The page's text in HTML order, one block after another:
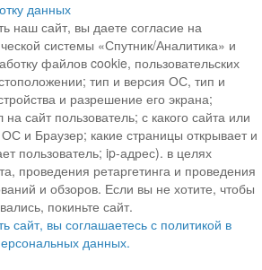
данных
наш сайт, вы даете согласие на
системы «Спутник/Аналитика» и
файлов cookie, пользовательских
тип и версия ОС, тип и
и разрешение его экрана;
сайт пользователь; с какого сайта или
и Браузер; какие страницы открывает и
пользователь; ip-адрес). в целях
проведения ретаргетинга и проведения
и обзоров. Если вы не хотите, чтобы
покиньте сайт.
сайт, вы соглашаетесь с политикой в
данных.